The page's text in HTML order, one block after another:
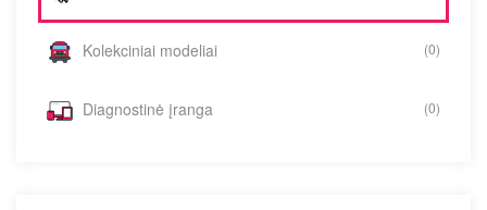
Kolekciniai modeliai (0)
Diagnostinė įranga (0)